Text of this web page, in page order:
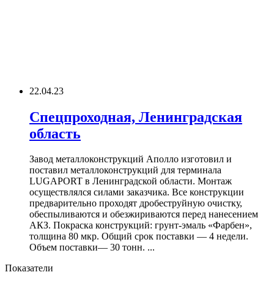
22.04.23
Спецпроходная, Ленинградская
область
Завод металлоконструкций Аполло изготовил и
поставил металлоконструкций для терминала
LUGAPORT в Ленинградской области. Монтаж
осуществлялся силами заказчика. Все конструкции
предварительно проходят дробеструйную очистку,
обеспыливаются и обезжириваются перед нанесением
АКЗ. Покраска конструкций: грунт-эмаль «Фарбен»,
толщина 80 мкр. Общий срок поставки — 4 недели.
Объем поставки— 30 тонн. ...
Показатели